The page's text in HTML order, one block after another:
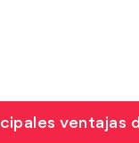
ventajas